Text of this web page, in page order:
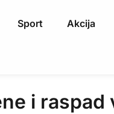
Sport Akcija
i raspad